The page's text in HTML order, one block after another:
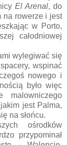
El Arenal, do
na rowerze i jest
w Porto,
całodniowej
wylegiwać się
wspinać
nowego i
było więc
malowniczego
jest Palma,
na słońcu.
ośrodków
przypominał